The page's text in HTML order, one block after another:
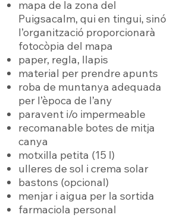
mapa de la zona del
Puigsacalm, qui en tingui, sinó
l’organització proporcionarà
fotocòpia del mapa
paper, regla, llapis
material per prendre apunts
roba de muntanya adequada
per l’època de l’any
paravent i/o impermeable
recomanable botes de mitja
canya
motxilla petita (15 l)
ulleres de sol i crema solar
bastons (opcional)
menjar i aigua per la sortida
farmaciola personal